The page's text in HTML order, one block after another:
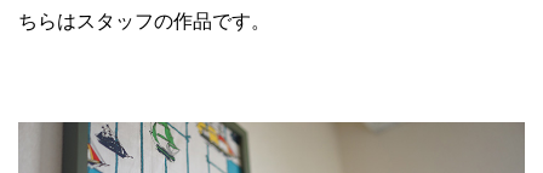
ちらはスタッフの作品です。